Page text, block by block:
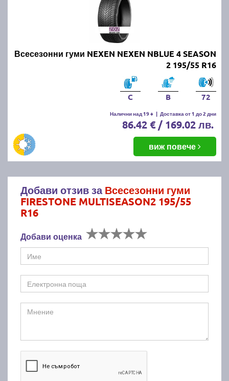
Всесезонни гуми NEXEN NEXEN NBLUE 4 SEASON
2 195/55 R16
C B 72
Налични над 19 + | Доставка от 1 до 2 дни
86.42 € / 169.02 лв.
виж повече
Добави отзив заВсесезонни гуми
FIRESTONE MULTISEASON2 195/55
R16
Добави оценка